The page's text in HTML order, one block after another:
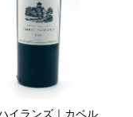
イランズ｜カベル